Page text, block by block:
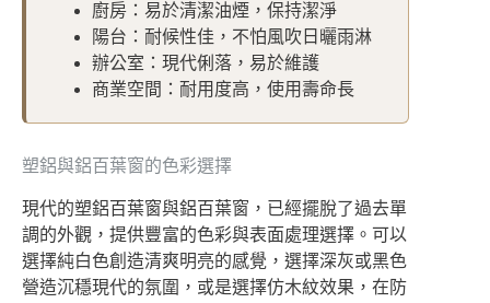
廚房：易於清潔油煙，保持潔淨
陽台：耐候性佳，不怕風吹日曬雨淋
辦公室：現代俐落，易於維護
商業空間：耐用度高，使用壽命長
塑鋁與鋁百葉窗的色彩選擇
現代的塑鋁百葉窗與鋁百葉窗，已經擺脫了過去單
調的外觀，提供豐富的色彩與表面處理選擇。可以
選擇純白色創造清爽明亮的感覺，選擇深灰或黑色
營造沉穩現代的氛圍，或是選擇仿木紋效果，在防